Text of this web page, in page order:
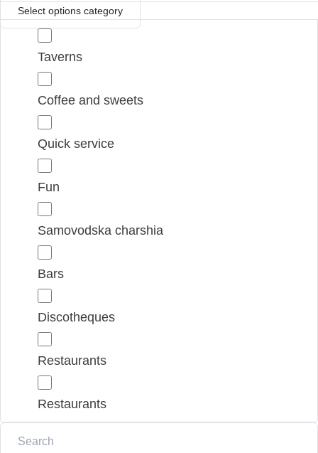
Select options category
Taverns
Coffee and sweets
Quick service
Fun
Samovodska charshia
Bars
Discotheques
Restaurants
Restaurants